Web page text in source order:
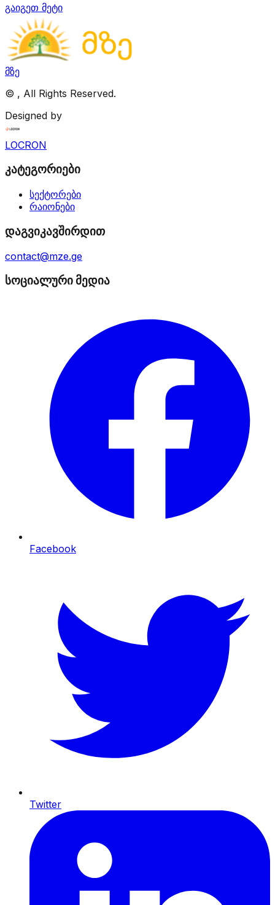
გაიგეთ მეტი
მზე
© , All Rights Reserved.
Designed by
LOCRON
კატეგორიები
სექტორები
რაიონები
დაგვიკავშირდით
contact@mze.ge
სოციალური მედია
Facebook
Twitter